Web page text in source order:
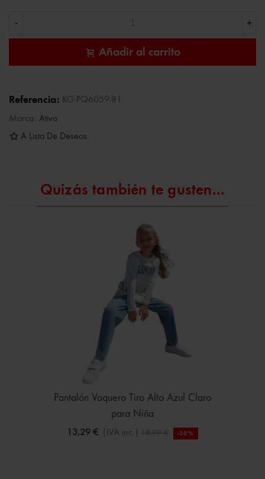
- +
Añadir al carrito
Referencia: KG-PQ6059-81
Marca: Ativo
A Lista De Deseos
Quizás también te gusten...
Pantalón Vaquero Tiro Alto Azul Claro
para Niña
13,29 € (IVA inc.) 18,99 € -30%